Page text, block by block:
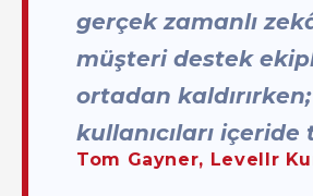
gerçek zamanlı
müşteri destek
ortadan
kullanıcıları
Tom Gayner, Levellr